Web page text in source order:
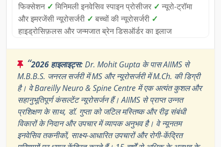
फिक्सेशन ✓ मिनिमली इनवेसिव स्पाइन प्रोसीजर ✓ न्यूरो-ट्रॉमा
और इमरजेंसी न्यूरोसर्जरी ✓ बच्चों की न्यूरोसर्जरी ✓
हाइड्रोसिफ़लस और जन्मजात ब्रेन डिसऑर्डर का इलाज
“2026 हाइलाइट्स:Dr. Mohit Gupta के पास AIIMS से
M.B.B.S. जनरल सर्जरी में MS और न्यूरोसर्जरी में M.Ch. की डिग्री
है। वे Bareilly Neuro & Spine Centre में एक अत्यंत कुशल और
सहानुभूतिपूर्ण कंसल्टेंट न्यूरोसर्जन हैं। AIIMS से प्राप्त उन्नत
प्रशिक्षण के साथ, डॉ. गुप्ता को जटिल मस्तिष्क और रीढ़ संबंधी
विकारों के निदान और उपचार में व्यापक अनुभव है। वे न्यूनतम
इनवेसिव तकनीकों, साक्ष्य-आधारित उपचारों और रोगी-केंद्रित